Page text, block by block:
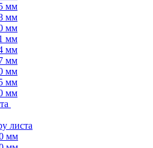
мм
мм
мм
мм
мм
мм
мм
мм
мм
листа
мм